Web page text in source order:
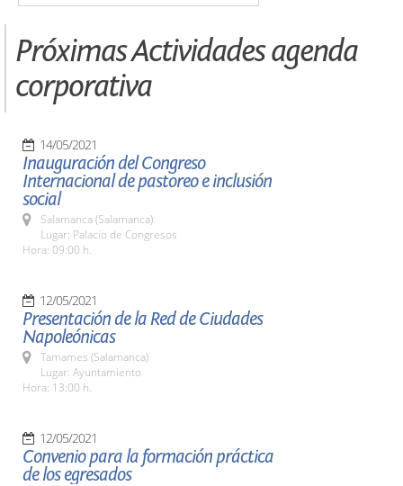
Próximas Actividades agenda
corporativa
14/05/2021
Inauguración del Congreso
Internacional de pastoreo e inclusión
social
Salamanca (Salamanca)
Lugar: Palacio de Congresos
Hora: 09:00 h.
12/05/2021
Presentación de la Red de Ciudades
Napoleónicas
Tamames (Salamanca)
Lugar: Ayuntamiento
Hora: 13:00 h.
12/05/2021
Convenio para la formación práctica
de los egresados